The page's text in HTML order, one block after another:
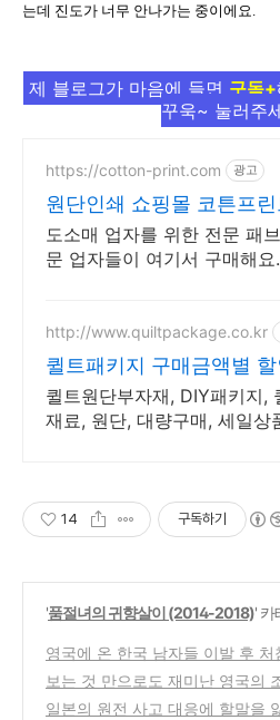
는데 진도가 너무 안나가는 중이에요.
제 블로그가 마음에 들면 구독+
꾸욱~ 눌러주
https://cotton-print.com 광고
원단인쇄 쇼핑몰 코튼프린
도소매 업자를 위한 전문 패
문 업자들이 여기서 구매해요.
http://www.quiltpackage.co.kr
퀼트패키지 구매금액별 할
폰 지급!
퀼트원단부자재, DIY패키지,
재료, 원단, 대량구매, 세일상
14 구독하기
'품절녀의 귀향살이 (2014-2018)' 카
영국에 온 한국 남자들 이발 후 처
당하려면~
(8)
보는 것 만으로도 재미난 영국의
티지 마켓 탐방기~
(4)
일본의 원전 사고 대응에 할말을